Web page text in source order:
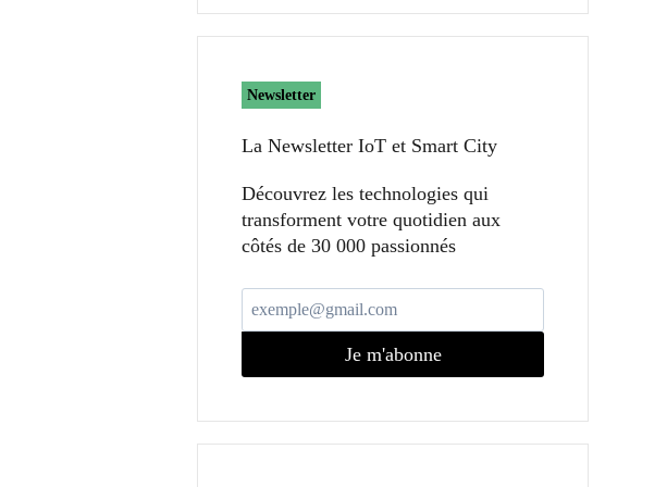
Newsletter
La Newsletter IoT et Smart City​
Découvrez les technologies qui
transforment votre quotidien aux
côtés de 30 000 passionnés
Je m'abonne